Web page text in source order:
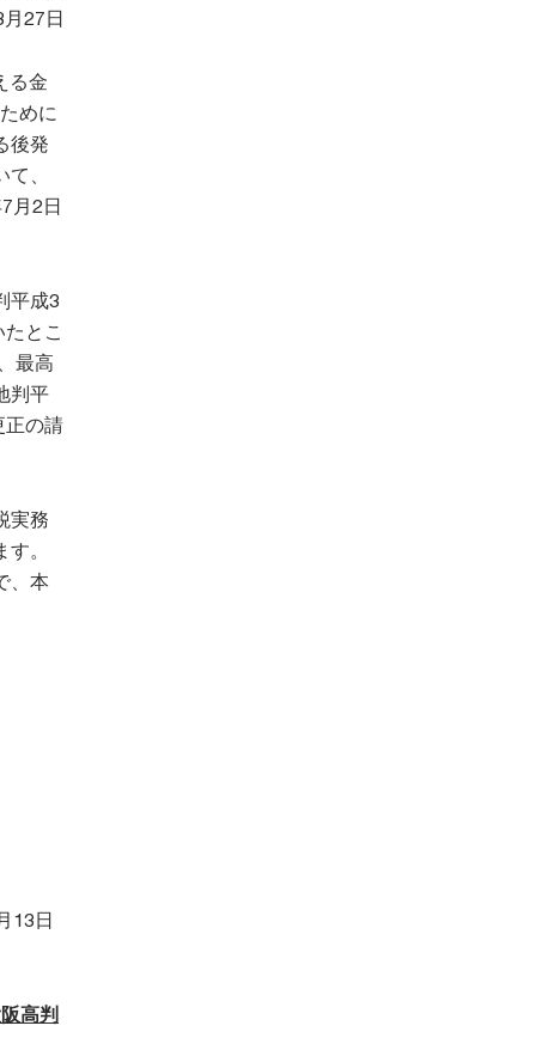
27日
る金
めに
後発
、
月2日
平成3
とこ
最高
判平
正の請
実務
。
、本
13日
高判